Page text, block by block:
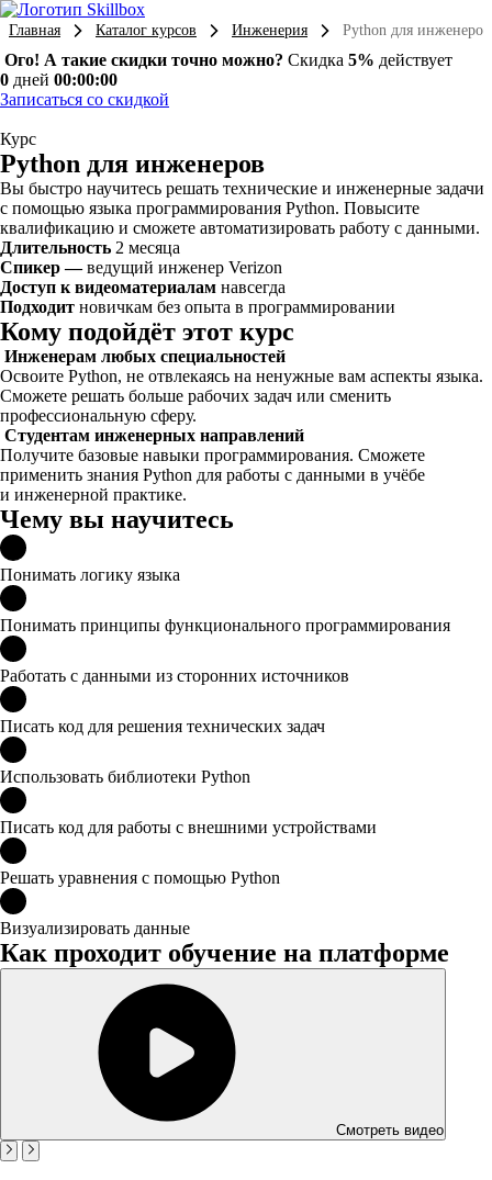
Главная Каталог курсов Инженерия Python для инженеров
Ого! А такие скидки точно можно? Скидка 5% действует
0 дней 00:00:00
Записаться со скидкой
Курс
Python для инженеров
Вы быстро научитесь решать технические и инженерные задачи
с помощью языка программирования Python. Повысите
квалификацию и сможете автоматизировать работу с данными.
Длительность 2 месяца
Спикер —ведущий инженер Verizon
Доступ к видеоматериалам навсегда
Подходит новичкам без опыта в программировании
Кому подойдёт этот курс
Инженерам любых специальностей
Освоите Python, не отвлекаясь на ненужные вам аспекты языка.
Сможете решать больше рабочих задач или сменить
профессиональную сферу.
Студентам инженерных направлений
Получите базовые навыки программирования. Сможете
применить знания Python для работы с данными в учёбе
и инженерной практике.
Чему вы научитесь
Понимать логику языка
Понимать принципы функционального программирования
Работать с данными из сторонних источников
Писать код для решения технических задач
Использовать библиотеки Python
Писать код для работы с внешними устройствами
Решать уравнения с помощью Python
Визуализировать данные
Как проходит обучение на платформе
Смотреть видео